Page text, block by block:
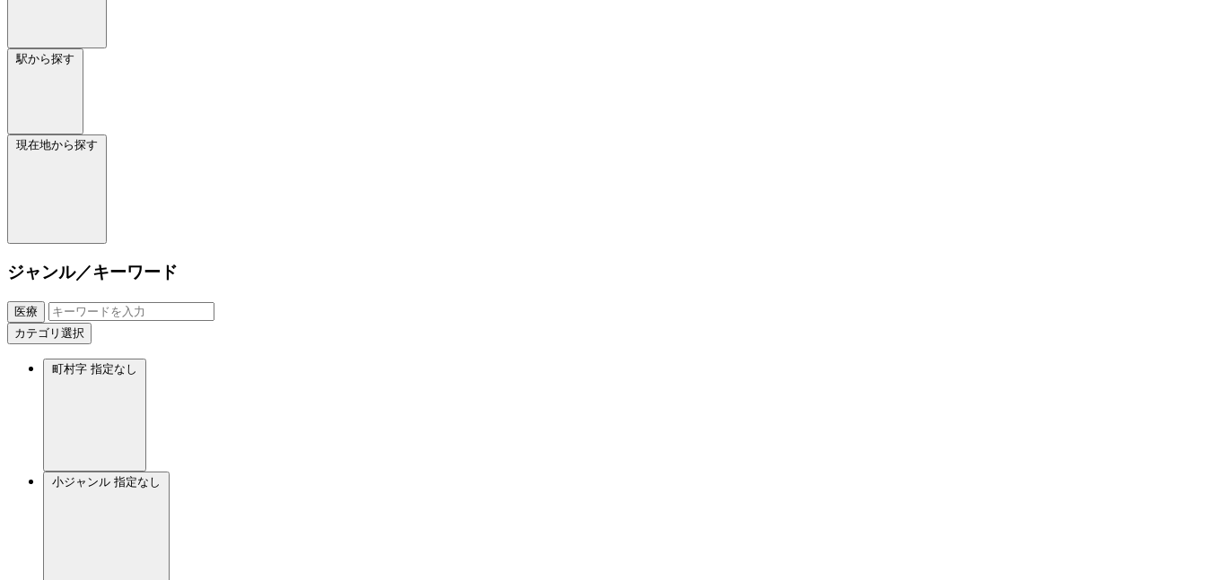
駅から探す
現在地から探す
ジャンル／キーワード
医療
カテゴリ選択
町村字 指定なし
小ジャンル 指定なし